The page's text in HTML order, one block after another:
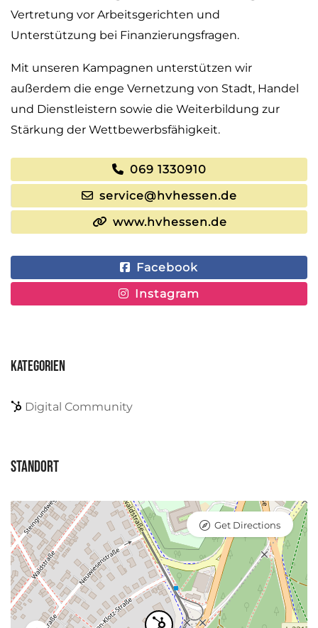
Vertretung vor Arbeitsgerichten und
Unterstützung bei Finanzierungsfragen.
Mit unseren Kampagnen unterstützen wir
außerdem die enge Vernetzung von Stadt, Handel
und Dienstleistern sowie die Weiterbildung zur
Stärkung der Wettbewerbsfähigkeit.
069 1330910
service@hvhessen.de
www.hvhessen.de
Facebook
Instagram
Kategorien
Digital Community
Standort
Get Directions